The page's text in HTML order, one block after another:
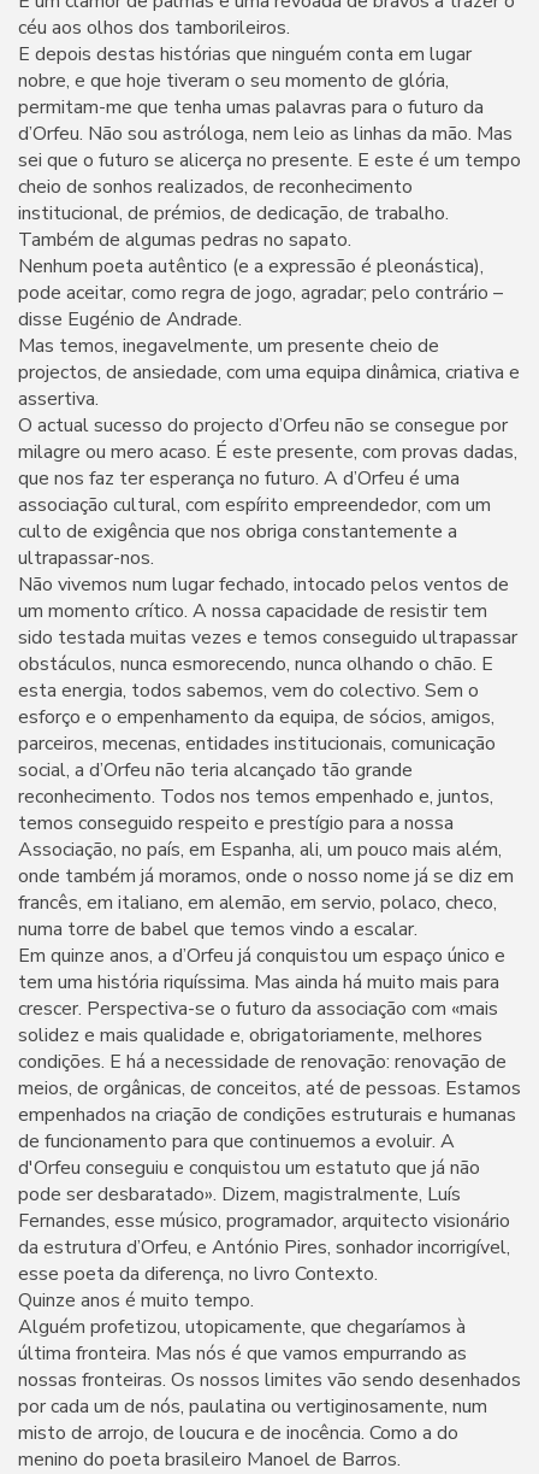
céu aos olhos dos tamborileiros.
E depois destas histórias que ninguém conta em lugar
nobre, e que hoje tiveram o seu momento de glória,
permitam-me que tenha umas palavras para o futuro da
d’Orfeu. Não sou astróloga, nem leio as linhas da mão. Mas
sei que o futuro se alicerça no presente. E este é um tempo
cheio de sonhos realizados, de reconhecimento
institucional, de prémios, de dedicação, de trabalho.
Também de algumas pedras no sapato.
Nenhum poeta autêntico (e a expressão é pleonástica),
pode aceitar, como regra de jogo, agradar; pelo contrário –
disse Eugénio de Andrade.
Mas temos, inegavelmente, um presente cheio de
projectos, de ansiedade, com uma equipa dinâmica, criativa e
assertiva.
O actual sucesso do projecto d’Orfeu não se consegue por
milagre ou mero acaso. É este presente, com provas dadas,
que nos faz ter esperança no futuro. A d’Orfeu é uma
associação cultural, com espírito empreendedor, com um
culto de exigência que nos obriga constantemente a
ultrapassar-nos.
Não vivemos num lugar fechado, intocado pelos ventos de
um momento crítico. A nossa capacidade de resistir tem
sido testada muitas vezes e temos conseguido ultrapassar
obstáculos, nunca esmorecendo, nunca olhando o chão. E
esta energia, todos sabemos, vem do colectivo. Sem o
esforço e o empenhamento da equipa, de sócios, amigos,
parceiros, mecenas, entidades institucionais, comunicação
social, a d’Orfeu não teria alcançado tão grande
reconhecimento. Todos nos temos empenhado e, juntos,
temos conseguido respeito e prestígio para a nossa
Associação, no país, em Espanha, ali, um pouco mais além,
onde também já moramos, onde o nosso nome já se diz em
francês, em italiano, em alemão, em servio, polaco, checo,
numa torre de babel que temos vindo a escalar.
Em quinze anos, a d’Orfeu já conquistou um espaço único e
tem uma história riquíssima. Mas ainda há muito mais para
crescer. Perspectiva-se o futuro da associação com «mais
solidez e mais qualidade e, obrigatoriamente, melhores
condições. E há a necessidade de renovação: renovação de
meios, de orgânicas, de conceitos, até de pessoas. Estamos
empenhados na criação de condições estruturais e humanas
de funcionamento para que continuemos a evoluir. A
d'Orfeu conseguiu e conquistou um estatuto que já não
pode ser desbaratado». Dizem, magistralmente, Luís
Fernandes, esse músico, programador, arquitecto visionário
da estrutura d’Orfeu, e António Pires, sonhador incorrigível,
esse poeta da diferença, no livro Contexto.
Quinze anos é muito tempo.
Alguém profetizou, utopicamente, que chegaríamos à
última fronteira. Mas nós é que vamos empurrando as
nossas fronteiras. Os nossos limites vão sendo desenhados
por cada um de nós, paulatina ou vertiginosamente, num
misto de arrojo, de loucura e de inocência. Como a do
menino do poeta brasileiro Manoel de Barros.